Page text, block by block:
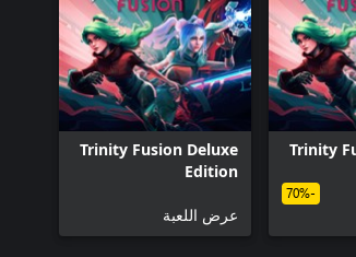
Trinity
-70%
Trinity Fusion Deluxe
Edition
عرض اللعبة